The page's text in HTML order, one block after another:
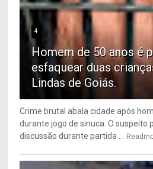
4
Homem de 50 anos é
esfaquear duas
Lindas de Goiás.
Crime brutal abala cidade após
durante jogo de sinuca. O suspeito
discussão durante partida ...